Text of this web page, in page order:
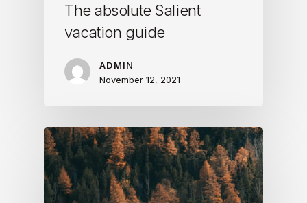
The absolute Salient
vacation guide
ADMIN
November 12, 2021